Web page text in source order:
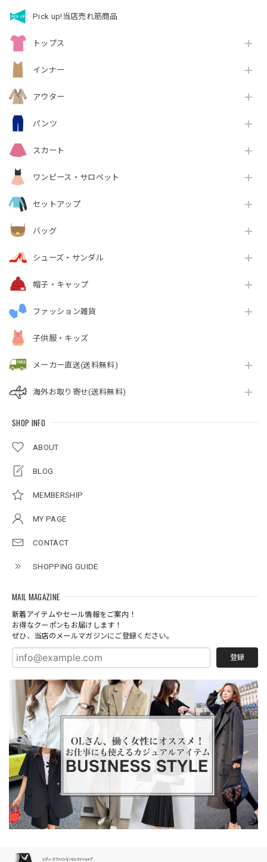
Pick up!当店売れ筋商品
トップス
インナー
アウター
パンツ
スカート
ワンピース・サロペット
セットアップ
バッグ
シューズ・サンダル
帽子・キャップ
ファッション雑貨
子供服・キッズ
メーカー直送(送料無料)
海外お取り寄せ(送料無料)
SHOP INFO
ABOUT
BLOG
MEMBERSHIP
MY PAGE
CONTACT
SHOPPING GUIDE
MAIL MAGAZINE
新着アイテムやセール情報をご案内！
お得なクーポンもお届けします！
ぜひ、当店のメールマガジンにご登録ください。
登録